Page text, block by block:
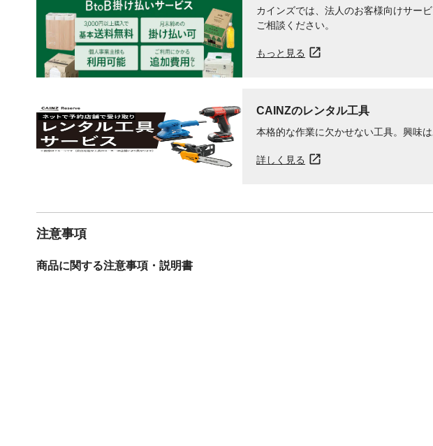
カインズでは、法人のお客様向けサー
ご相談ください。
もっと見る
CAINZのレンタル工具
本格的な作業に欠かせない工具。興味
詳しく見る
注意事項
商品に関する注意事項・説明書